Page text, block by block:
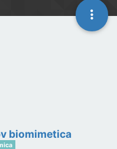
biomimetica